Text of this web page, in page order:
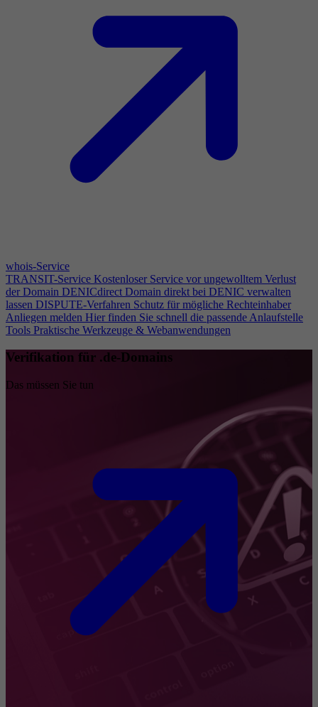
whois-Service
TRANSIT-Service Kostenloser Service vor ungewolltem Verlust
der Domain DENICdirect Domain direkt bei DENIC verwalten
lassen DISPUTE-Verfahren Schutz für mögliche Rechteinhaber
Anliegen melden Hier finden Sie schnell die passende Anlaufstelle
Tools Praktische Werkzeuge & Webanwendungen
Verifikation für .de-Domains
Das müssen Sie tun